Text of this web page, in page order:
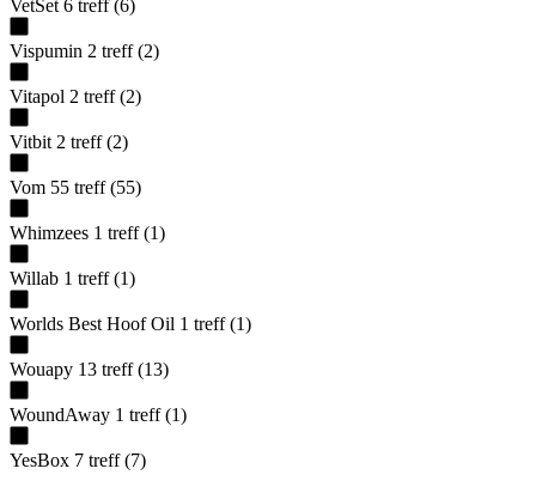
VetSet 6 treff (6)
Vispumin 2 treff (2)
Vitapol 2 treff (2)
Vitbit 2 treff (2)
Vom 55 treff (55)
Whimzees 1 treff (1)
Willab 1 treff (1)
Worlds Best Hoof Oil 1 treff (1)
Wouapy 13 treff (13)
WoundAway 1 treff (1)
YesBox 7 treff (7)